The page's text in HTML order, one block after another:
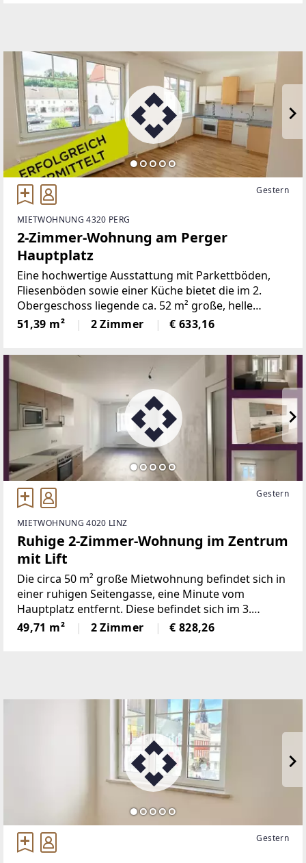
Gestern
MIETWOHNUNG 4320 PERG
2-Zimmer-Wohnung am Perger
Hauptplatz
Eine hochwertige Ausstattung mit Parkettböden,
Fliesenböden sowie einer Küche bietet die im 2.
Obergeschoss liegende ca. 52 m² große, helle
Wohnung. Das Badezimmer ist sehr geräumig: mit
Dusche und Waschmaschinenanschluss.Vom Wohn-
51,39 m² 2 Zimmer € 633,16
Gestern
MIETWOHNUNG 4020 LINZ
Ruhige 2-Zimmer-Wohnung im Zentrum
mit Lift
Die circa 50 m² große Mietwohnung befindet sich in
einer ruhigen Seitengasse, eine Minute vom
Hauptplatz entfernt. Diese befindet sich im 3.
Obergeschoß eines gepflegten Wohnhauses mit
Lift. Im Wohnhaus herrscht eine ruhige Atmosphäre
49,71 m² 2 Zimmer € 828,26
Gestern